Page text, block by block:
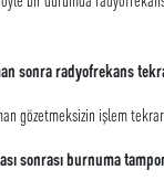
sonra radyofrekans
gözetmeksizin işlem
sonrası burnuma